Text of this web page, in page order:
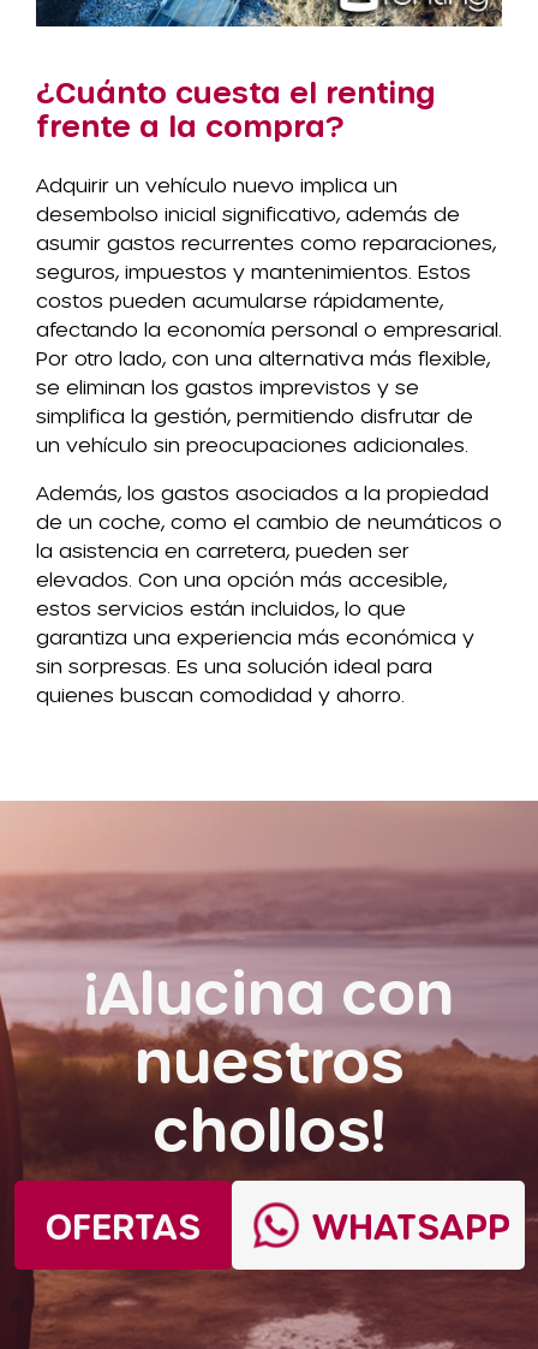
¿Cuánto cuesta el renting
frente a la compra?
Adquirir un vehículo nuevo implica un
desembolso inicial significativo, además de
asumir gastos recurrentes como reparaciones,
seguros, impuestos y mantenimientos. Estos
costos pueden acumularse rápidamente,
afectando la economía personal o empresarial.
Por otro lado, con una alternativa más flexible,
se eliminan los gastos imprevistos y se
simplifica la gestión, permitiendo disfrutar de
un vehículo sin preocupaciones adicionales.
Además, los gastos asociados a la propiedad
de un coche, como el cambio de neumáticos o
la asistencia en carretera, pueden ser
elevados. Con una opción más accesible,
estos servicios están incluidos, lo que
garantiza una experiencia más económica y
sin sorpresas. Es una solución ideal para
quienes buscan comodidad y ahorro.
¡Alucina con
nuestros
chollos!
OFERTAS WHATSAPP